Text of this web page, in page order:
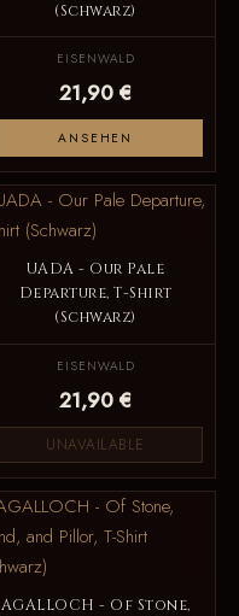
(Schwarz)
EISENWALD
21,90 €
ANSEHEN
UADA - Our Pale
Departure, T-Shirt
(Schwarz)
EISENWALD
21,90 €
UNAVAILABLE
AGALLOCH - Of Stone,